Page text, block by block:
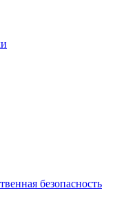
безопасность